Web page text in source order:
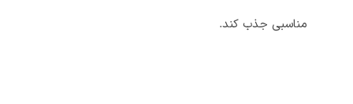
مناسبی جذب کند.